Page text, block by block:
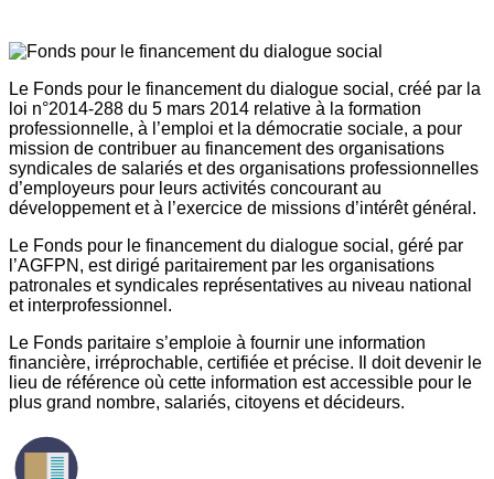
Le Fonds pour le financement du dialogue social, créé par la
loi n°2014-288 du 5 mars 2014 relative à la formation
professionnelle, à l’emploi et la démocratie sociale, a pour
mission de contribuer au financement des organisations
syndicales de salariés et des organisations professionnelles
d’employeurs pour leurs activités concourant au
développement et à l’exercice de missions d’intérêt général.
Le Fonds pour le financement du dialogue social, géré par
l’AGFPN, est dirigé paritairement par les organisations
patronales et syndicales représentatives au niveau national
et interprofessionnel.
Le Fonds paritaire s’emploie à fournir une information
financière, irréprochable, certifiée et précise. Il doit devenir le
lieu de référence où cette information est accessible pour le
plus grand nombre, salariés, citoyens et décideurs.